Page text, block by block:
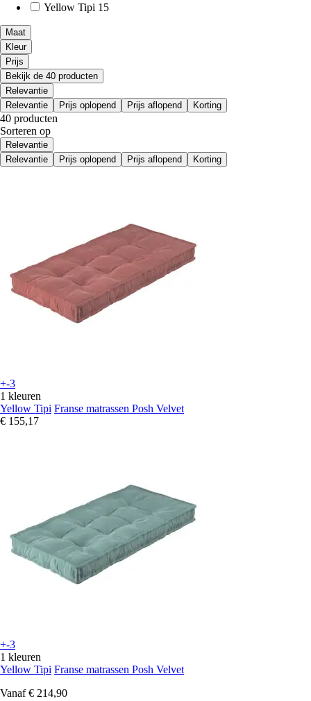
Yellow Tipi 15
Maat
Kleur
Prijs
Bekijk de 40 producten
Relevantie
Relevantie
Prijs oplopend Prijs aflopend Korting
40 producten
Sorteren op
Relevantie
Relevantie
Prijs oplopend Prijs aflopend Korting
+-3
1 kleuren
Yellow Tipi Franse matrassen Posh Velvet
€ 155,17
+-3
1 kleuren
Yellow Tipi Franse matrassen Posh Velvet
Vanaf € 214,90